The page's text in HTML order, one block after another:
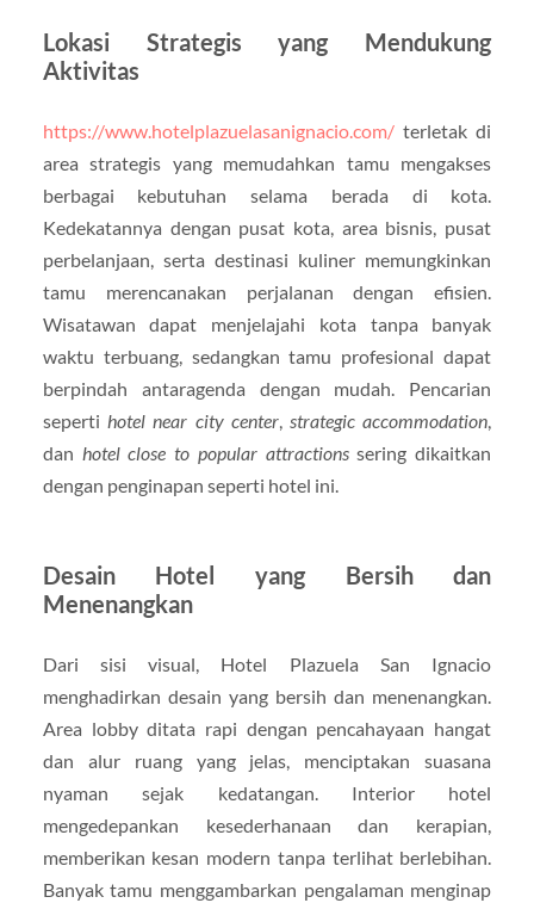
Lokasi Strategis yang Mendukung
Aktivitas
https://www.hotelplazuelasanignacio.com/terletak di
area strategis yang memudahkan tamu mengakses
berbagai kebutuhan selama berada di kota.
Kedekatannya dengan pusat kota, area bisnis, pusat
perbelanjaan, serta destinasi kuliner memungkinkan
tamu merencanakan perjalanan dengan efisien.
Wisatawan dapat menjelajahi kota tanpa banyak
waktu terbuang, sedangkan tamu profesional dapat
berpindah antaragenda dengan mudah. Pencarian
sepertihotel near city center, strategic accommodation,
dan hotel close to popular attractionssering dikaitkan
dengan penginapan seperti hotel ini.
Desain Hotel yang Bersih dan
Menenangkan
Dari sisi visual, Hotel Plazuela San Ignacio
menghadirkan desain yang bersih dan menenangkan.
Area lobby ditata rapi dengan pencahayaan hangat
dan alur ruang yang jelas, menciptakan suasana
nyaman sejak kedatangan. Interior hotel
mengedepankan kesederhanaan dan kerapian,
memberikan kesan modern tanpa terlihat berlebihan.
Banyak tamu menggambarkan pengalaman menginap